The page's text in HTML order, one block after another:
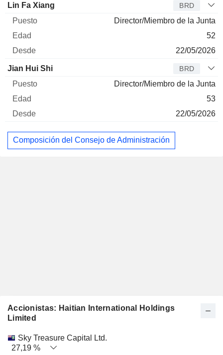
Lin Fa Xiang BRD
Director/Miembro de la Junta
52
22/05/2026
Jian Hui Shi BRD
Director/Miembro de la Junta
53
22/05/2026
Composición del Consejo de Administración
Accionistas: Haitian International Holdings
Limited
Nombre Acciones % Valoración
Sky Treasure Capital Ltd.
27,19 %